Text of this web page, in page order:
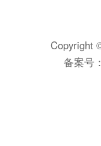
Copyright
备案号：